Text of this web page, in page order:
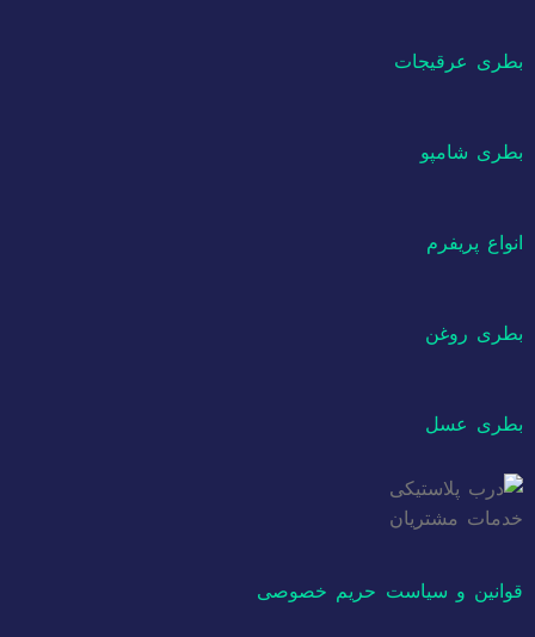
بطری عرقیجات
بطری شامپو
انواع پریفرم
بطری روغن
بطری عسل
خدمات مشتریان
قوانین و سیاست حریم خصوصی